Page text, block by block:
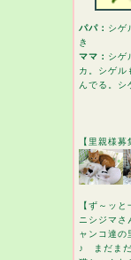
パパ： シゲ
き
ママ： シゲ
カ。シゲル
んでる。シ
【里親様
【ず～ッ
ニシジマさ
ャンコ達の
♪ まだまだ